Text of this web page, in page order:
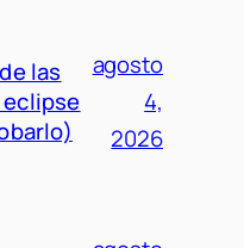
las
agosto
4,
2026